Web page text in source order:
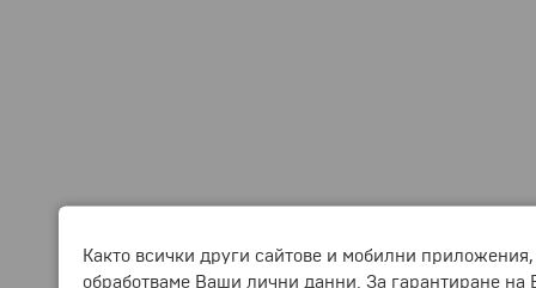
Както всички други сайтове и мобилни
обработваме Ваши лични данни. За гарантиране